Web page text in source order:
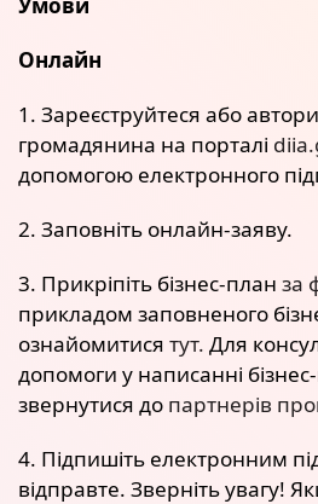
Онлайн
1. Зареєструйтеся або
громадянина на порталі
допомогою електронного
2. Заповніть онлайн-заяву.
3. Прикріпіть бізнес-план за
прикладом заповненого
ознайомитися тут. Для
допомоги у написанні
звернутися до партнерів
4. Підпишіть електронним
відправте. Зверніть увагу!